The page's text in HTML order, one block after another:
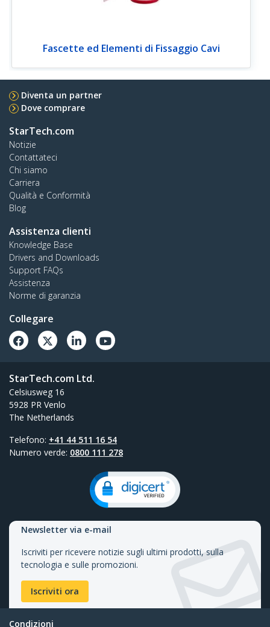
Fascette ed Elementi di Fissaggio Cavi
Diventa un partner
Dove comprare
StarTech.com
Notizie
Contattateci
Chi siamo
Carriera
Qualità e Conformità
Blog
Assistenza clienti
Knowledge Base
Drivers and Downloads
Support FAQs
Assistenza
Norme di garanzia
Collegare
StarTech.com Ltd.
Celsiusweg 16
5928 PR Venlo
The Netherlands
Telefono: +41 44 511 16 54
Numero verde: 0800 111 278
Newsletter via e-mail
Iscriviti per ricevere notizie sugli ultimi prodotti, sulla
tecnologia e sulle promozioni.
Iscriviti ora
Condizioni